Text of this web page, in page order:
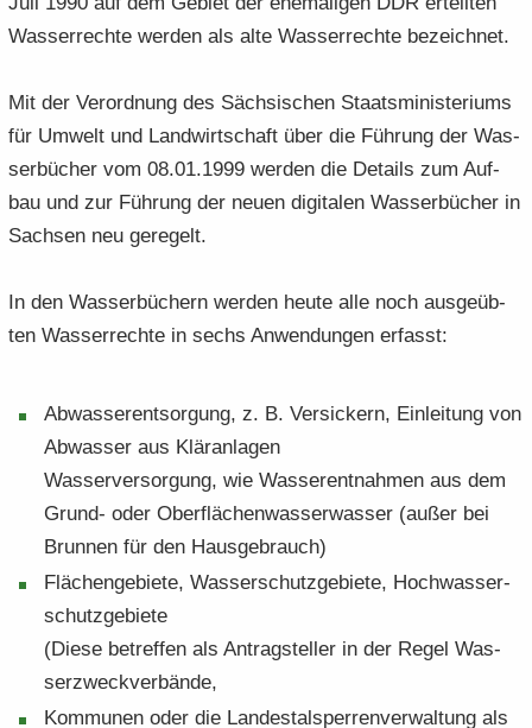
Was­ser­rech­te wer­den als alte Was­ser­rech­te be­zeich­net.
Mit der Ver­ord­nung des Säch­si­schen Staats­mi­nis­te­ri­ums
für Um­welt und Land­wirt­schaft über die Füh­rung der Was­
ser­bü­cher vom 08.01.1999 wer­den die De­tails zum Auf­
bau und zur Füh­rung der neuen di­gi­ta­len Was­ser­bü­cher in
Sach­sen neu ge­re­gelt.
In den Was­ser­bü­chern wer­den heute alle noch aus­ge­üb­
ten Was­ser­rech­te in sechs An­wen­dun­gen er­fasst:
Ab­was­ser­ent­sor­gung, z. B. Ver­si­ckern, Ein­lei­tung von
Ab­was­ser aus Klär­an­la­gen
Was­ser­ver­sor­gung, wie Was­ser­ent­nah­men aus dem
Grund-​ oder Ober­flä­chen­was­ser­was­ser (außer bei
Brun­nen für den Haus­ge­brauch)
Flä­chen­ge­bie­te, Was­ser­schutz­ge­bie­te, Hoch­was­ser­
schutz­ge­bie­te
(Diese be­tref­fen als An­trag­stel­ler in der Regel Was­
ser­zweck­ver­bän­de,
Kom­mu­nen oder die Lan­des­tal­sper­ren­ver­wal­tung als